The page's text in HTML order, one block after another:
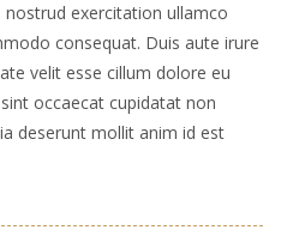
exercitation ullamco
consequat. Duis aute irure
velit esse cillum dolore eu
occaecat cupidatat non
deserunt mollit anim id est